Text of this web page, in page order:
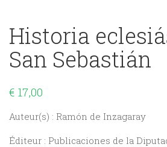
Historia
San Sebastián
€ 17,00
Auteur(s) : Ramón de Inzagaray
Éditeur : Publicaciones de la